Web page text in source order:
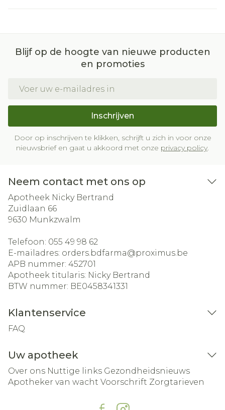
Blijf op de hoogte van nieuwe producten
en promoties
Inschrijven
Door op inschrijven te klikken, schrijft u zich in voor onze
nieuwsbrief en gaat u akkoord met onze privacy policy.
Neem contact met ons op
Apotheek Nicky Bertrand
Zuidlaan 66
9630 Munkzwalm
Telefoon: 055 49 98 62
E-mailadres: orders.bdfarma@proximus.be
APB nummer: 452701
Apotheek titularis: Nicky Bertrand
BTW nummer: BE0458341331
Klantenservice
FAQ
Uw apotheek
Over ons Nuttige links Gezondheidsnieuws
Apotheker van wacht Voorschrift Zorgtarieven